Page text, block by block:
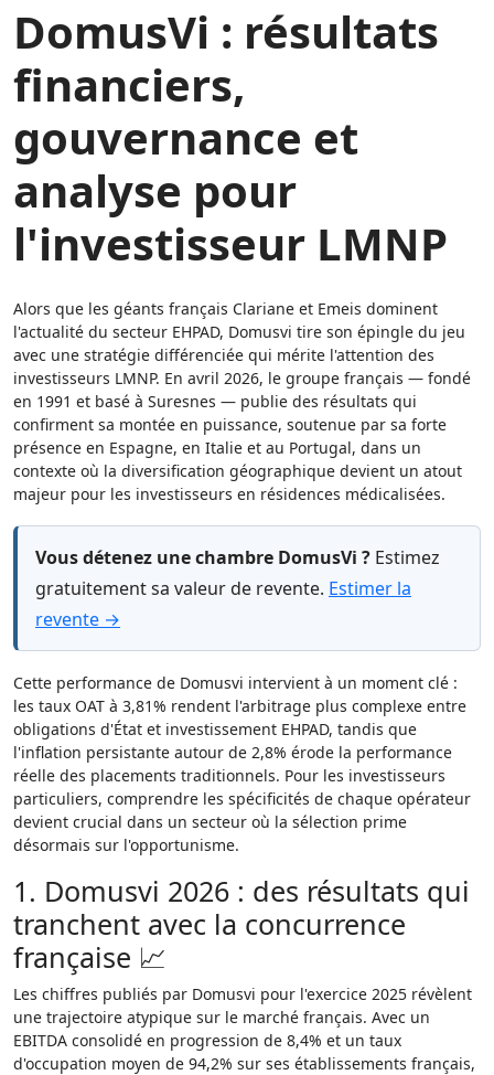
DomusVi : résultats
financiers,
gouvernance et
analyse pour
l'investisseur LMNP
Alors que les géants français Clariane et Emeis dominent
l'actualité du secteur EHPAD, Domusvi tire son épingle du jeu
avec une stratégie différenciée qui mérite l'attention des
investisseurs LMNP. En avril 2026, le groupe français — fondé
en 1991 et basé à Suresnes — publie des résultats qui
confirment sa montée en puissance, soutenue par sa forte
présence en Espagne, en Italie et au Portugal, dans un
contexte où la diversification géographique devient un atout
majeur pour les investisseurs en résidences médicalisées.
Vous détenez une chambre DomusVi ? Estimez
gratuitement sa valeur de revente. Estimer la
revente →
Cette performance de Domusvi intervient à un moment clé :
les taux OAT à 3,81% rendent l'arbitrage plus complexe entre
obligations d'État et investissement EHPAD, tandis que
l'inflation persistante autour de 2,8% érode la performance
réelle des placements traditionnels. Pour les investisseurs
particuliers, comprendre les spécificités de chaque opérateur
devient crucial dans un secteur où la sélection prime
désormais sur l'opportunisme.
1. Domusvi 2026 : des résultats qui
tranchent avec la concurrence
française 📈
Les chiffres publiés par Domusvi pour l'exercice 2025 révèlent
une trajectoire atypique sur le marché français. Avec un
EBITDA consolidé en progression de 8,4% et un taux
d'occupation moyen de 94,2% sur ses établissements français,